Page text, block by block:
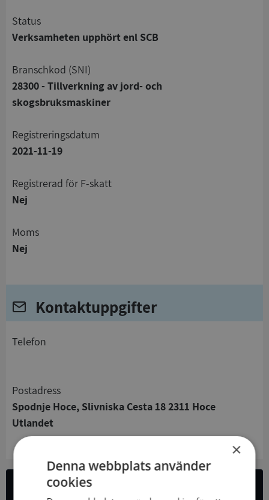
status
Verksamheten upphört enl SCB
branschkod (SNI)
28300 - Tillverkning av jord- och
skogsbruksmaskiner
registreringsdatum
2021-11-19
registrerad för F-skatt
Nej
Moms
Nej
Kontaktuppgifter
telefon
Postadress
Spodnje Hoce, Slivniska Cesta 18 2311 Hoce
Utlandet
×
Denna webbplats använder
cookies